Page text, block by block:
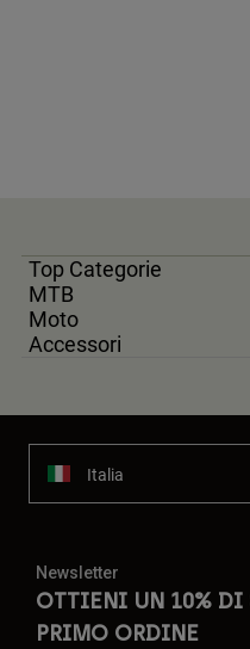
Top Categorie
MTB
Moto
Accessori
Italia
Newsletter
OTTIENI UN 10% DI
PRIMO ORDINE